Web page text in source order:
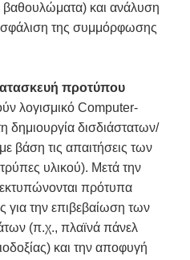
και ανάλυση
της συμμόρφωσης
προτύπου
λογισμικό Computer-
δημιουργία δισδιάστατων/
βάση τις απαιτήσεις των
υλικού). Μετά την
πρότυπα
για την επιβεβαίωση των
(π.χ., πλαϊνά πάνελ
και την αποφυγή